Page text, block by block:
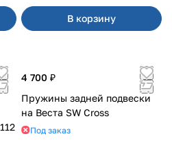
В корзину
2112
4 700 ₽
Пружины задней подвески
на Веста SW Cross
Под заказ